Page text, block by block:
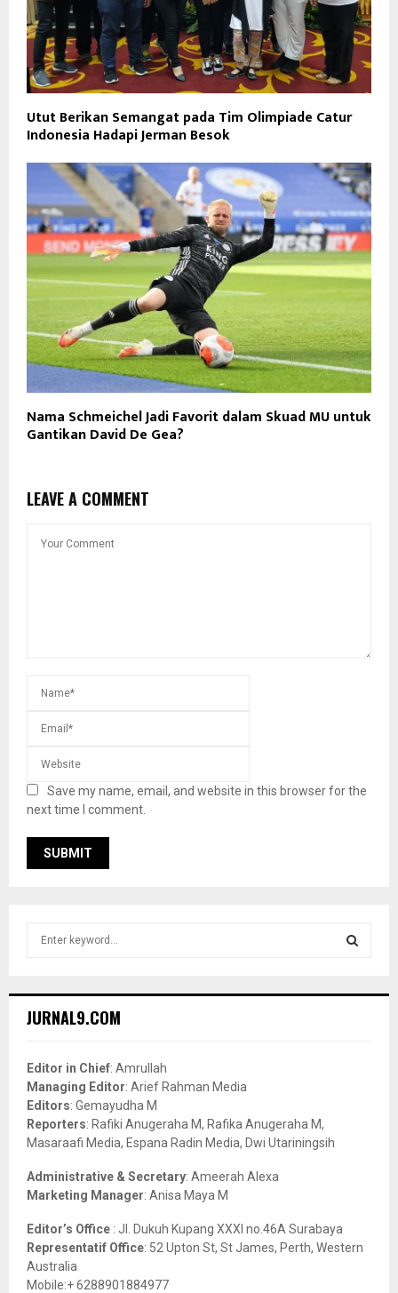
Utut Berikan Semangat pada Tim Olimpiade Catur
Indonesia Hadapi Jerman Besok
Nama Schmeichel Jadi Favorit dalam Skuad MU untuk
Gantikan David De Gea?
LEAVE A COMMENT
Save my name, email, and website in this browser for the
next time I comment.
h
o
r
:
JURNAL9.COM
Editor in Chief: Amrullah
Managing Editor: Arief Rahman Media
Editors: Gemayudha M
Reporters: Rafiki Anugeraha M, Rafika Anugeraha M,
Masaraafi Media, Espana Radin Media, Dwi Utariningsih
Administrative & Secretary: Ameerah Alexa
Marketing Manager: Anisa Maya M
Editor’s Office : Jl. Dukuh Kupang XXXI no.46A Surabaya
Representatif Office: 52 Upton St, St James, Perth, Western
Australia
Mobile:+ 6288901884977